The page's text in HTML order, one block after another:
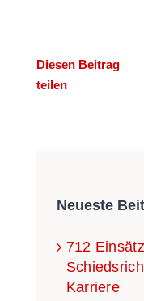
Die­sen Bei­trag
teilen
Neu­es­te
712
Karriere